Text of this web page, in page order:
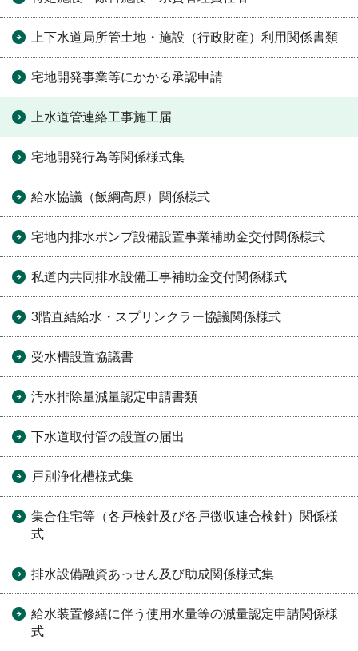
上下水道局所管土地・施設（行政財産）利用関係書類
宅地開発事業等にかかる承認申請
上水道管連絡工事施工届
宅地開発行為等関係様式集
給水協議（飯綱高原）関係様式
宅地内排水ポンプ設備設置事業補助金交付関係様式
私道内共同排水設備工事補助金交付関係様式
3階直結給水・スプリンクラー協議関係様式
受水槽設置協議書
汚水排除量減量認定申請書類
下水道取付管の設置の届出
戸別浄化槽様式集
集合住宅等（各戸検針及び各戸徴収連合検針）関係様
式
排水設備融資あっせん及び助成関係様式集
給水装置修繕に伴う使用水量等の減量認定申請関係様
式